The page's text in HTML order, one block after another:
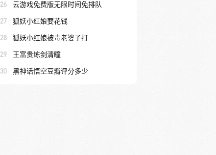
26 云游戏免费版无限时间免排队
27 狐妖小红娘要花钱
28 狐妖小红娘被毒老婆子打
29 王富贵练剑清瞳
30 黑神话悟空豆瓣评分多少